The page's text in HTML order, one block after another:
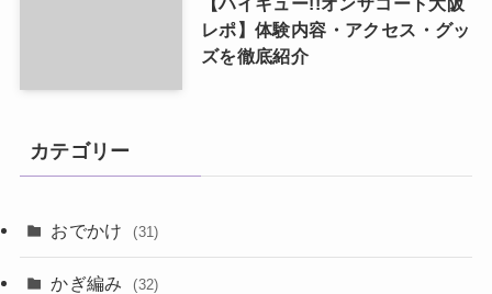
レポ】体験内容・アクセス・グッ
ズを徹底紹介
カテゴリー
おでかけ (31)
かぎ編み (32)